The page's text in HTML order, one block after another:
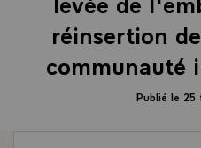
réinsertion
communauté
Publié le 25